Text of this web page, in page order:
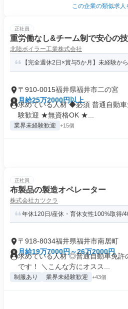
この企業の類似求人
正社員
重労働なし&チーム制で安心の
北陸ボイラー工業株式会社
【完全週休2日×賞与5か月】未経験か
〒910-0015福井県福井市二の宮
月給25万2000円以上
求めている人材 ◆必須 普通自動
験歓迎 ★無資格OK ★...
業界未経験歓迎 +15個
正社員
布製品の製造オペレーター
株式会社カツクラ
年休120日/産休・育休女性100%取得/
〒918-8034福井県福井市南居町
月給19万7000円～26万2000円
求めている人材 ◎普通自動車免許
です！ ＼こんな方にオスス...
制服あり 業界未経験歓迎 +43個